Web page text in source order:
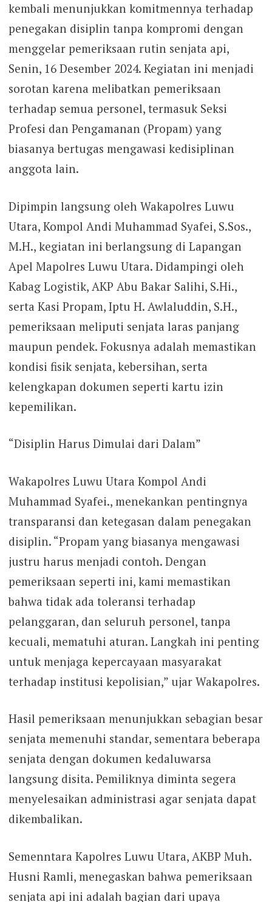
kembali menunjukkan komitmennya terhadap
penegakan disiplin tanpa kompromi dengan
menggelar pemeriksaan rutin senjata api,
Senin, 16 Desember 2024. Kegiatan ini menjadi
sorotan karena melibatkan pemeriksaan
terhadap semua personel, termasuk Seksi
Profesi dan Pengamanan (Propam) yang
biasanya bertugas mengawasi kedisiplinan
anggota lain.
Dipimpin langsung oleh Wakapolres Luwu
Utara, Kompol Andi Muhammad Syafei, S.Sos.,
M.H., kegiatan ini berlangsung di Lapangan
Apel Mapolres Luwu Utara. Didampingi oleh
Kabag Logistik, AKP Abu Bakar Salihi, S.Hi.,
serta Kasi Propam, Iptu H. Awlaluddin, S.H.,
pemeriksaan meliputi senjata laras panjang
maupun pendek. Fokusnya adalah memastikan
kondisi fisik senjata, kebersihan, serta
kelengkapan dokumen seperti kartu izin
kepemilikan.
“Disiplin Harus Dimulai dari Dalam”
Wakapolres Luwu Utara Kompol Andi
Muhammad Syafei., menekankan pentingnya
transparansi dan ketegasan dalam penegakan
disiplin. “Propam yang biasanya mengawasi
justru harus menjadi contoh. Dengan
pemeriksaan seperti ini, kami memastikan
bahwa tidak ada toleransi terhadap
pelanggaran, dan seluruh personel, tanpa
kecuali, mematuhi aturan. Langkah ini penting
untuk menjaga kepercayaan masyarakat
terhadap institusi kepolisian,” ujar Wakapolres.
Hasil pemeriksaan menunjukkan sebagian besar
senjata memenuhi standar, sementara beberapa
senjata dengan dokumen kedaluwarsa
langsung disita. Pemiliknya diminta segera
menyelesaikan administrasi agar senjata dapat
dikembalikan.
Semenntara Kapolres Luwu Utara, AKBP Muh.
Husni Ramli, menegaskan bahwa pemeriksaan
senjata api ini adalah bagian dari upaya